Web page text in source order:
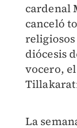
cardenal
canceló
diócesis
vocero,
La